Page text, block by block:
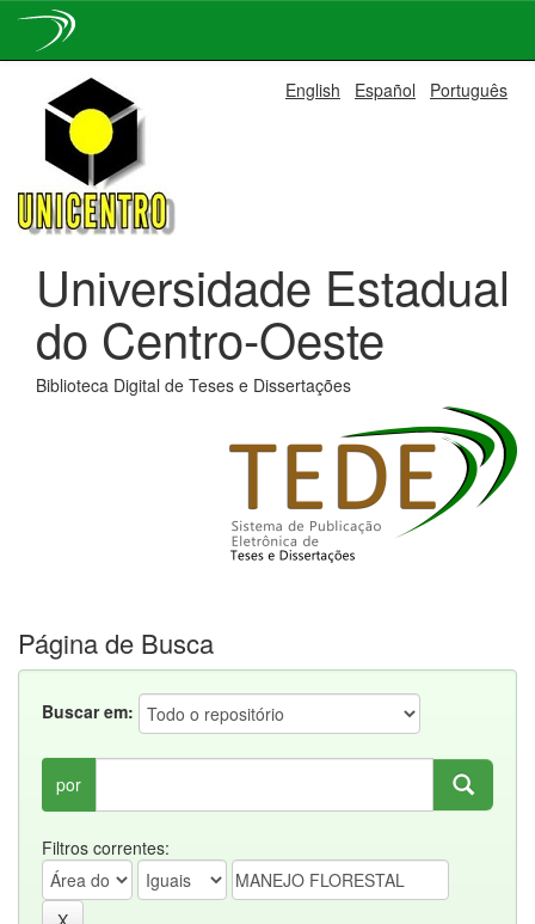
navigation
English Español Português
Universidade Estadual
do Centro-Oeste
Biblioteca Digital de Teses e Dissertações
Página de Busca
Buscar em:
por
Filtros correntes: